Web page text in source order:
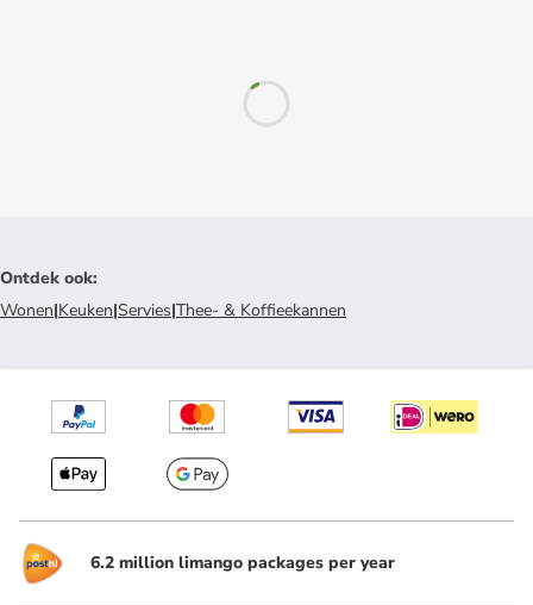
Ontdek ook:
Wonen|Keuken|Servies|Thee- & Koffieekannen
6.2 million limango packages per year